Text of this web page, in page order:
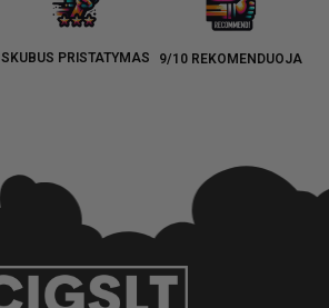
SKUBUS PRISTATYMAS 9/10 REKOMENDUOJA